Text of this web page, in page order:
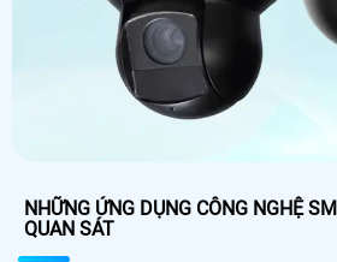
NHỮNG ỨNG DỤNG CÔNG NGHỆ
QUAN SÁT